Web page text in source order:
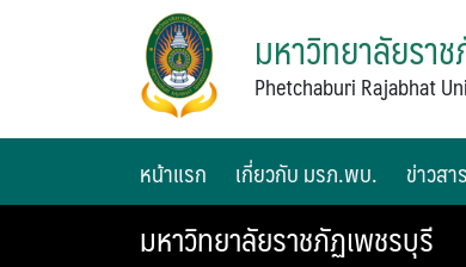
มหาวิทยาลัยรา
Phetchaburi Rajabhat
หน้าแรก เกี่ยวกับ มรภ.พบ. ข่าวสาร
มหาวิทยาลัยราชภัฏเพชรบุรี